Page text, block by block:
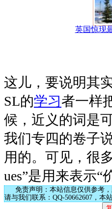
英国惊现
这儿，要说明其
SL的学习者一样
候，近义的词是
我们专四的卷子
用的。可见，很
ues”是用来表示“
免责声明：本站信息仅供参考，
请与我们联系：QQ-50662607，本